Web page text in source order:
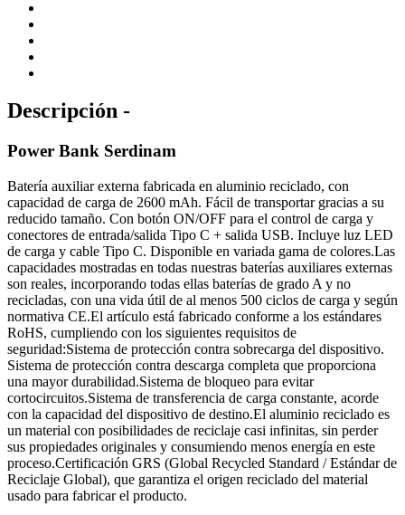
Descripción -
Power Bank Serdinam
Batería auxiliar externa fabricada en aluminio reciclado, con
capacidad de carga de 2600 mAh. Fácil de transportar gracias a su
reducido tamaño. Con botón ON/OFF para el control de carga y
conectores de entrada/salida Tipo C + salida USB. Incluye luz LED
de carga y cable Tipo C. Disponible en variada gama de colores.Las
capacidades mostradas en todas nuestras baterías auxiliares externas
son reales, incorporando todas ellas baterías de grado A y no
recicladas, con una vida útil de al menos 500 ciclos de carga y según
normativa CE.El artículo está fabricado conforme a los estándares
RoHS, cumpliendo con los siguientes requisitos de
seguridad:Sistema de protección contra sobrecarga del dispositivo.
Sistema de protección contra descarga completa que proporciona
una mayor durabilidad.Sistema de bloqueo para evitar
cortocircuitos.Sistema de transferencia de carga constante, acorde
con la capacidad del dispositivo de destino.El aluminio reciclado es
un material con posibilidades de reciclaje casi infinitas, sin perder
sus propiedades originales y consumiendo menos energía en este
proceso.Certificación GRS (Global Recycled Standard / Estándar de
Reciclaje Global), que garantiza el origen reciclado del material
usado para fabricar el producto.